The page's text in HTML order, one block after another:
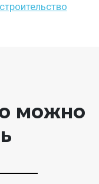
строительство
можно